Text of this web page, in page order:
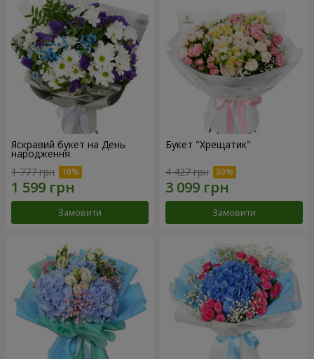
Яскравий букет на День
народження
1 777 грн
Замовити
Букет "Хрещатик"
4 427 грн
Замовити